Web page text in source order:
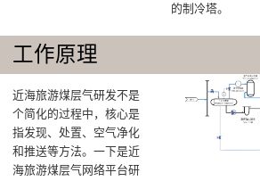
的制冷塔。
工作原理
近海旅游煤层气研发不是
个简化的过程中，核心是
指发现、处置、空气净化
和推送等方法。一下是近
海旅游煤层气网络平台研